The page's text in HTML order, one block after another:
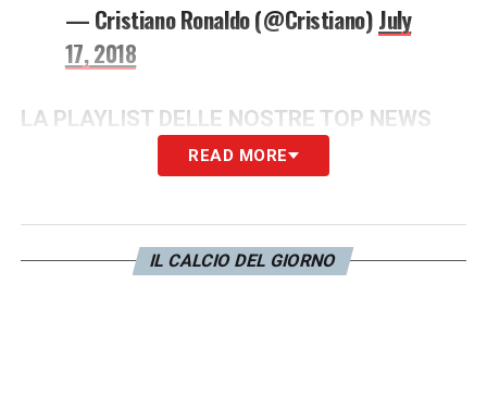
— Cristiano Ronaldo (@Cristiano)July
17, 2018
LA PLAYLIST DELLE NOSTRE TOP NEWS
READ MORE
IL CALCIO DEL GIORNO